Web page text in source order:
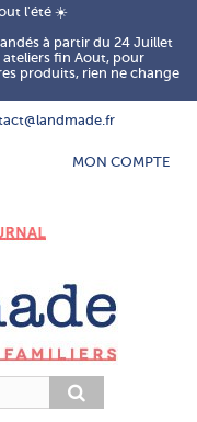
l'été ☀️
à partir du 24 Juillet
fin Aout, pour
produits, rien ne change
MON COMPTE